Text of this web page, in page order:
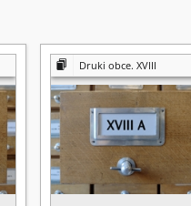
Druki obce. XVIII